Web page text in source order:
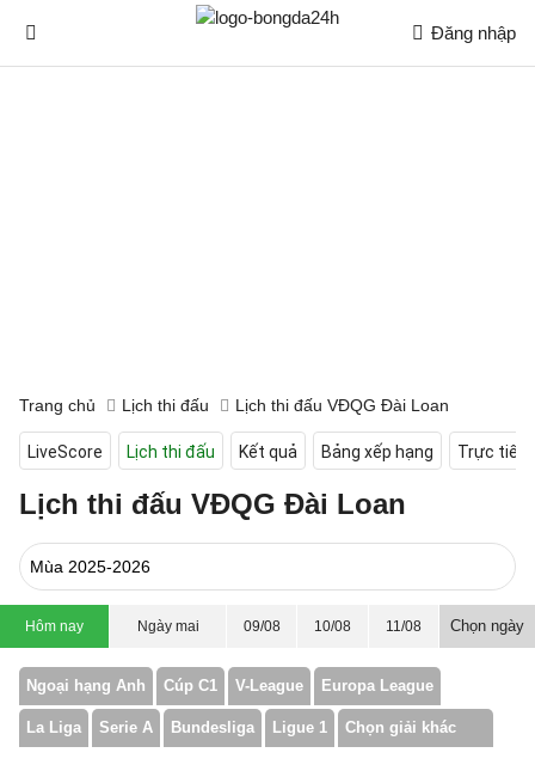
Đăng nhập
Trang chủ Lịch thi đấu Lịch thi đấu VĐQG Đài Loan
LiveScore Lịch thi đấu Kết quả Bảng xếp hạng Trực tiếp
Lịch thi đấu VĐQG Đài Loan
Hôm nay Ngày mai 09/08 10/08 11/08 Chọn ngày
Ngoại hạng Anh Cúp C1 V-League Europa League
La Liga Serie A Bundesliga Ligue 1 Chọn giải khác